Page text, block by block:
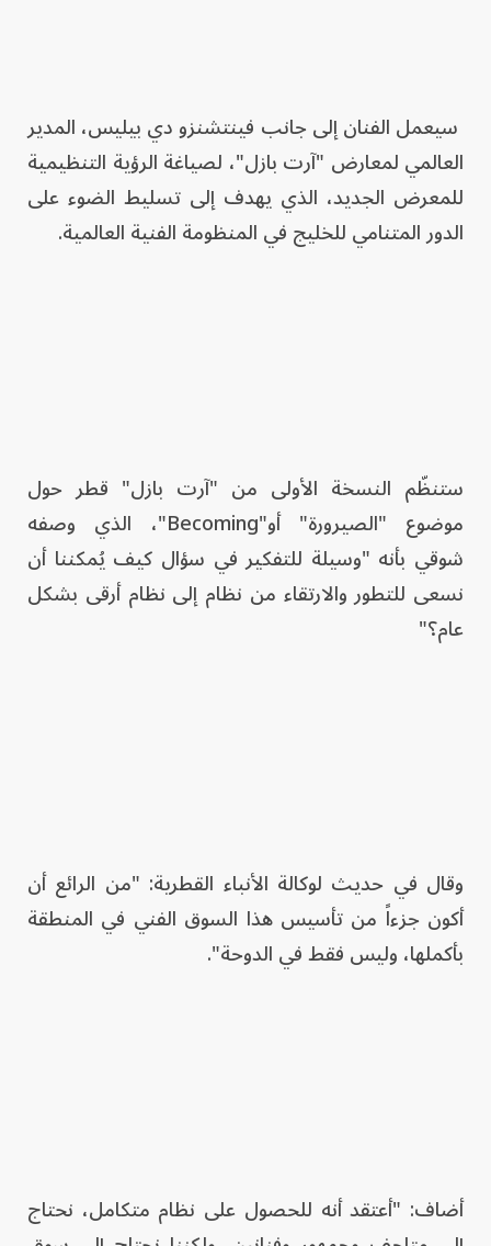
سيعمل الفنان إلى جانب فينتشنزو دي بيليس، المدير
العالمي لمعارض "آرت بازل"، لصياغة الرؤية التنظيمية
للمعرض الجديد، الذي يهدف إلى تسليط الضوء على
الدور المتنامي للخليج في المنظومة الفنية العالمية.
ستنظّم النسخة الأولى من "آرت بازل" قطر حول
موضوع "الصيرورة" أو"Becoming"، الذي وصفه
شوقي بأنه "وسيلة للتفكير في سؤال كيف يُمكننا أن
نسعى للتطور والارتقاء من نظام إلى نظام أرقى بشكل
عام؟"
وقال في حديث لوكالة الأنباء القطرية: "من الرائع أن
أكون جزءاً من تأسيس هذا السوق الفني في المنطقة
بأكملها، وليس فقط في الدوحة".
أضاف: "أعتقد أنه للحصول على نظام متكامل، نحتاج